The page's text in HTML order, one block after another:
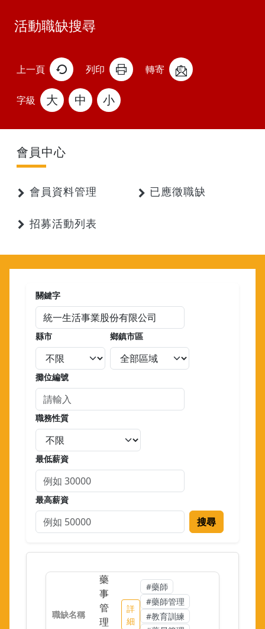
活動職缺搜尋
上一頁
字級 大 中 小
列印 轉寄
會員中心
會員資料管理 已應徵職缺
招募活動列表
關鍵字
縣市 鄉鎮市區
攤位編號
職務性質
最低薪資
最高薪資
搜尋
藥
事
管
理
詳
細
#藥師
#藥師管理
#教育訓練